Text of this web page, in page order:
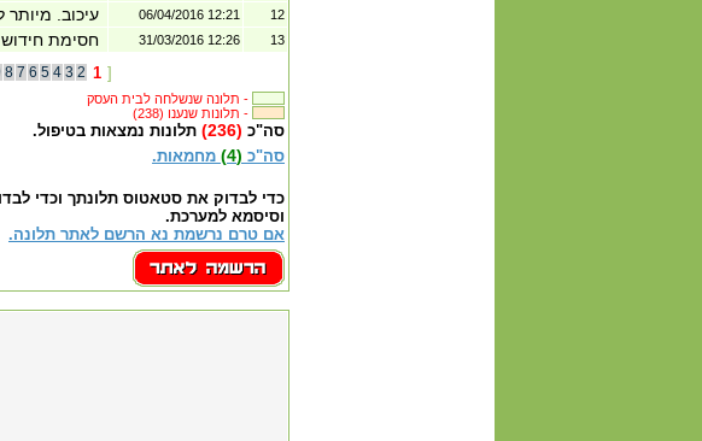
עיכוב. 06/04/2016 12:21 12
חסימת חידוש 31/03/2016 12:26 13
8 7 6 5 4 3 2 1 ]
תלונה שנשלחה לבית העסק -
(238) תלונות שנענו -
סה"כ (236)
תלונות נמצאות בטיפול.
סה"כ (4) מחמאות.
כדי לבדוק את סטאטוס תלונתך וכדי
וסיסמא למערכת.
אם טרם נרשמת נא הרשם לאתר תלונה.